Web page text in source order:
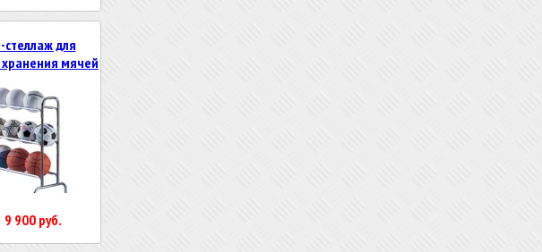
стеллаж для
хранения мячей
900 руб.